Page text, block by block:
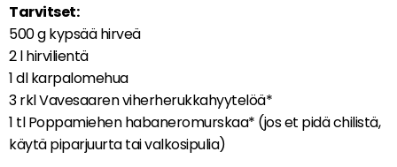
Tarvitset:
500 g kypsää hirveä
2 l hirvilientä
1 dl karpalomehua
3 rkl Vavesaaren viherherukkahyytelöä*
1 tl Poppamiehen habaneromurskaa* (jos et pidä chilistä,
käytä piparjuurta tai valkosipulia)